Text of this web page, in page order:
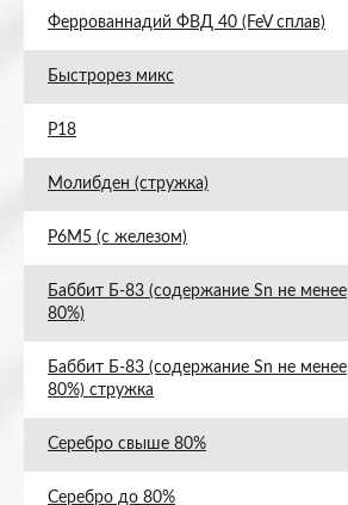
Феррованнадий ФВД 40 (FeV сплав)
Быстрорез микс
Р18
Молибден (стружка)
Р6М5 (с железом)
Баббит Б-83 (содержание Sn не менее
80%)
Баббит Б-83 (содержание Sn не менее
80%) стружка
Серебро свыше 80%
Серебро до 80%